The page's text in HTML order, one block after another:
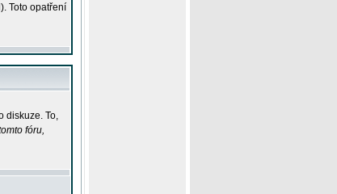
Toto opatření
diskuze. To,
fóru,